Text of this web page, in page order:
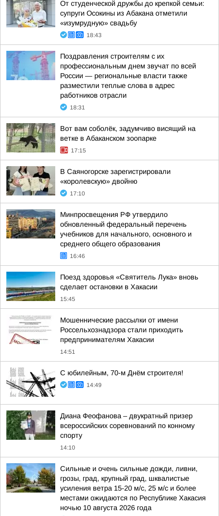
От студенческой дружбы до крепкой семьи:
супруги Осокины из Абакана отметили
«изумрудную» свадьбу
18:43
Поздравления строителям с их
профессиональным днем звучат по всей
России — региональные власти также
разместили теплые слова в адрес
работников отрасли
18:31
Вот вам соболёк, задумчиво висящий на
ветке в Абаканском зоопарке
17:15
В Саяногорске зарегистрировали
«королевскую» двойню
17:10
Минпросвещения РФ утвердило
обновленный федеральный перечень
учебников для начального, основного и
среднего общего образования
16:46
Поезд здоровья «Святитель Лука» вновь
сделает остановки в Хакасии
15:45
Мошеннические рассылки от имени
Россельхознадзора стали приходить
предпринимателям Хакасии
14:51
С юбилейным, 70-м Днём строителя!
14:49
Диана Феофанова – двукратный призер
всероссийских соревнований по конному
спорту
14:10
Сильные и очень сильные дожди, ливни,
грозы, град, крупный град, шквалистые
усиления ветра 15-20 м/с, 25 м/с и более
местами ожидаются по Республике Хакасия
ночью 10 августа 2026 года